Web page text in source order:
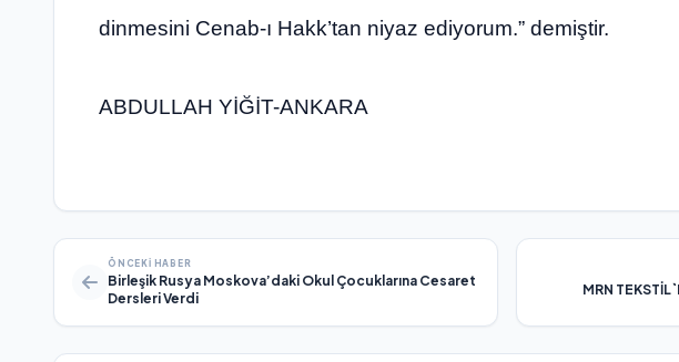
dinmesini Cenab-ı Hakk’tan niyaz ediyorum.” demiştir.
ABDULLAH YİĞİT-ANKARA
ÖNCEKI HABER
Birleşik Rusya Moskova’daki Okul Çocuklarına Cesaret
Dersleri Verdi
MRN